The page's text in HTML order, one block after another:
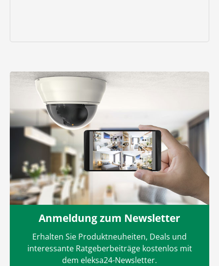
Anmeldung zum Newsletter
Erhalten Sie Produktneuheiten, Deals und
interessante Ratgeberbeiträge kostenlos mit
dem eleksa24-Newsletter.